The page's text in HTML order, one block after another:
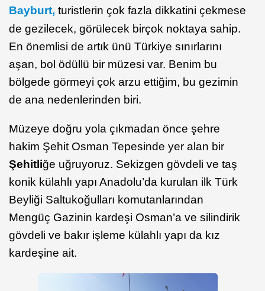
Bayburt, turistlerin çok fazla dikkatini çekmese
de gezilecek, görülecek birçok noktaya sahip.
En önemlisi de artık ünü Türkiye sınırlarını
aşan, bol ödüllü bir müzesi var. Benim bu
bölgede görmeyi çok arzu ettiğim, bu gezimin
de ana nedenlerinden biri.
Müzeye doğru yola çıkmadan önce şehre
hakim Şehit Osman Tepesinde yer alan bir
Şehitliğe uğruyoruz. Sekizgen gövdeli ve taş
konik külahlı yapı Anadolu’da kurulan ilk Türk
Beyliği Saltukoğulları komutanlarından
Mengüç Gazinin kardeşi Osman’a ve silindirik
gövdeli ve bakır işleme külahlı yapı da kız
kardeşine ait.